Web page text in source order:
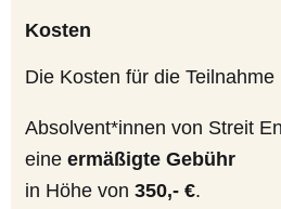
Kosten
Die Kosten für die Teilnahme
Absolvent*innen von Streit
eine ermäßigte Gebühr
in Höhe von 350,- €.